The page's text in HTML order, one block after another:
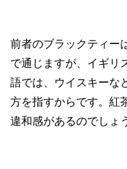
前者のブラックティー
で通じますが、イギリ
語では、ウイスキーな
方を指すからです。紅
違和感があるのでしょ